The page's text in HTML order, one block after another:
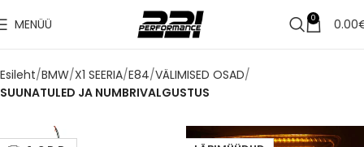
MENÜÜ 0 0.00
Esileht BMW X1 SEERIA E84 VÄLIMISED OSAD
SUUNATULED JA NUMBRIVALGUSTUS